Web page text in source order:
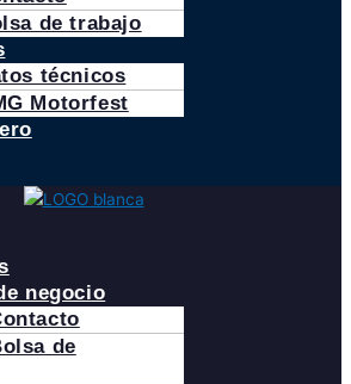
de trabajo
técnicos
Motorfest
negocio
de